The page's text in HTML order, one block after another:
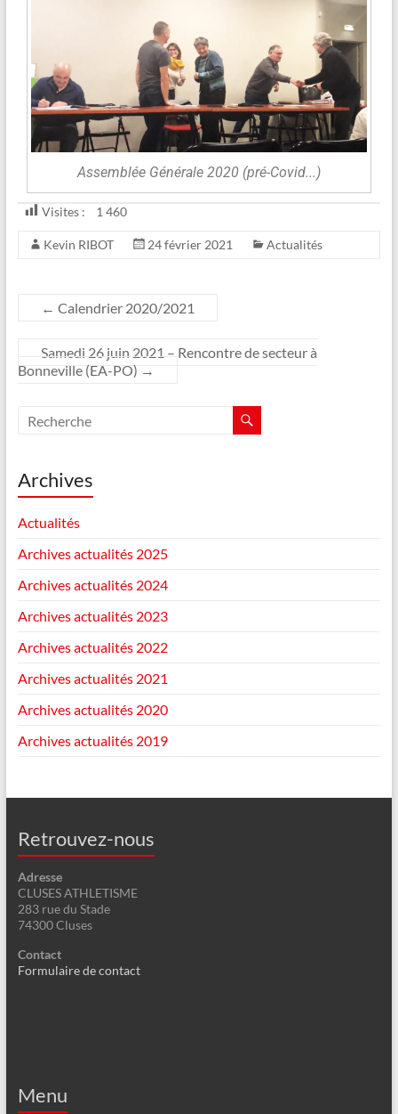
Assemblée Générale 2020 (pré-Covid...)
Visites : 1 460
Kevin RIBOT 24 février 2021 Actualités
← Calendrier 2020/2021
Samedi 26 juin 2021 – Rencontre de secteur à
Bonneville (EA-PO) →
Archives
Actualités
Archives actualités 2025
Archives actualités 2024
Archives actualités 2023
Archives actualités 2022
Archives actualités 2021
Archives actualités 2020
Archives actualités 2019
Retrouvez-nous
Adresse
CLUSES ATHLETISME
283 rue du Stade
74300 Cluses
Contact
Formulaire de contact
Menu